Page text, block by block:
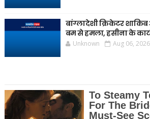
बांग्लादेशी क्रिकेटर
बम से हमला, हसीना के
Unknown Aug 06, 2026